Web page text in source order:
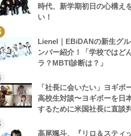
時代、新学期初日の心構え
い！
Lienel｜EBiDANの新生グ
ンバー紹介！「学校ではど
ラ？MBTI診断は？」
「社長に会いたい」ヨギボ
高校生対談〜ヨギボーを日
するために米国社長に直談
高尾颯斗、『リロ＆スティ